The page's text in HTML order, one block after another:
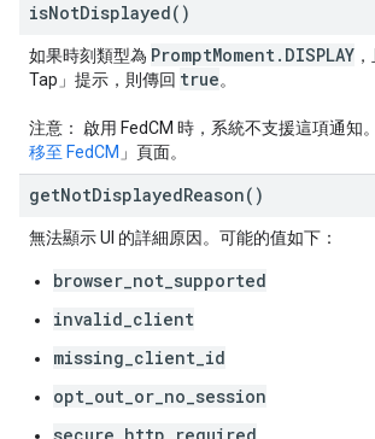
isNotDisplayed( )
如果時刻類型為 PromptMoment. DISPLAY
Tap」提示，則傳回 true。
注意： 啟用 FedCM 時，系統不支援這項通知
移至 FedCM 」頁面。
getNotDisplayedReason( )
無法顯示 UI 的詳細原因。可能的值如下：
browser_not_supported
invalid_client
missing_client_id
opt_out_or_no_session